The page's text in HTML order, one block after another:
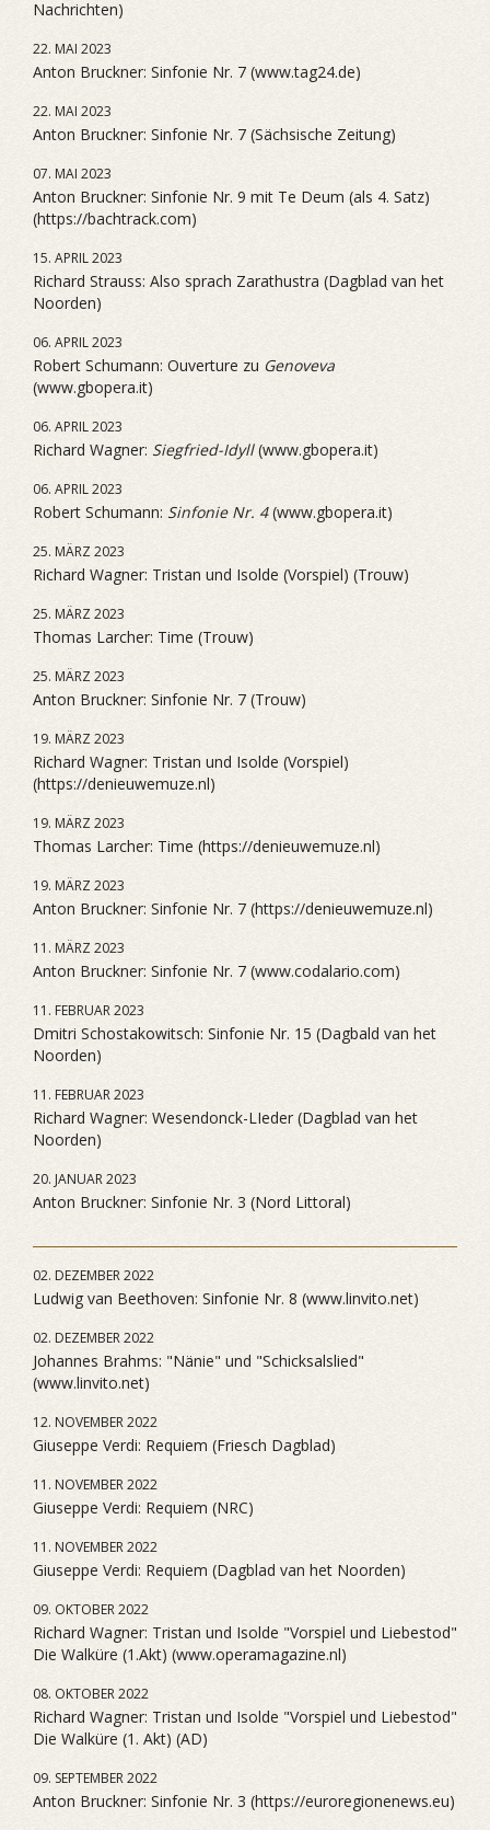
Nachrichten)
22. MAI 2023
Anton Bruckner: Sinfonie Nr. 7 (www.tag24.de)
22. MAI 2023
Anton Bruckner: Sinfonie Nr. 7 (Sächsische Zeitung)
07. MAI 2023
Anton Bruckner: Sinfonie Nr. 9 mit Te Deum (als 4. Satz)
(https://bachtrack.com)
15. APRIL 2023
Richard Strauss: Also sprach Zarathustra (Dagblad van het
Noorden)
06. APRIL 2023
Robert Schumann: Ouverture zu Genoveva
(www.gbopera.it)
06. APRIL 2023
Richard Wagner: Siegfried-Idyll(www.gbopera.it)
06. APRIL 2023
Robert Schumann: Sinfonie Nr. 4(www.gbopera.it)
25. MÄRZ 2023
Richard Wagner: Tristan und Isolde (Vorspiel) (Trouw)
25. MÄRZ 2023
Thomas Larcher: Time (Trouw)
25. MÄRZ 2023
Anton Bruckner: Sinfonie Nr. 7 (Trouw)
19. MÄRZ 2023
Richard Wagner: Tristan und Isolde (Vorspiel)
(https://denieuwemuze.nl)
19. MÄRZ 2023
Thomas Larcher: Time (https://denieuwemuze.nl)
19. MÄRZ 2023
Anton Bruckner: Sinfonie Nr. 7 (https://denieuwemuze.nl)
11. MÄRZ 2023
Anton Bruckner: Sinfonie Nr. 7 (www.codalario.com)
11. FEBRUAR 2023
Dmitri Schostakowitsch: Sinfonie Nr. 15 (Dagbald van het
Noorden)
11. FEBRUAR 2023
Richard Wagner: Wesendonck-LIeder (Dagblad van het
Noorden)
20. JANUAR 2023
Anton Bruckner: Sinfonie Nr. 3 (Nord Littoral)
02. DEZEMBER 2022
Ludwig van Beethoven: Sinfonie Nr. 8 (www.linvito.net)
02. DEZEMBER 2022
Johannes Brahms: "Nänie" und "Schicksalslied"
(www.linvito.net)
12. NOVEMBER 2022
Giuseppe Verdi: Requiem (Friesch Dagblad)
11. NOVEMBER 2022
Giuseppe Verdi: Requiem (NRC)
11. NOVEMBER 2022
Giuseppe Verdi: Requiem (Dagblad van het Noorden)
09. OKTOBER 2022
Richard Wagner: Tristan und Isolde "Vorspiel und Liebestod"
Die Walküre (1.Akt) (www.operamagazine.nl)
08. OKTOBER 2022
Richard Wagner: Tristan und Isolde "Vorspiel und Liebestod"
Die Walküre (1. Akt) (AD)
09. SEPTEMBER 2022
Anton Bruckner: Sinfonie Nr. 3 (https://euroregionenews.eu)